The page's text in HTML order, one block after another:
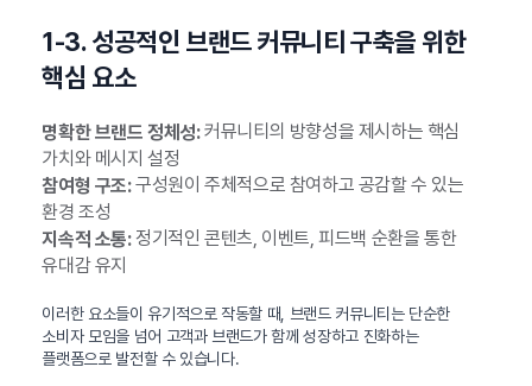
1-3. 성공적인 브랜드 커뮤니티 구축을 위한
핵심 요소
명확한 브랜드 정체성:커뮤니티의 방향성을 제시하는 핵심
가치와 메시지 설정
참여형 구조:구성원이 주체적으로 참여하고 공감할 수 있는
환경 조성
지속적 소통:정기적인 콘텐츠, 이벤트, 피드백 순환을 통한
유대감 유지
이러한 요소들이 유기적으로 작동할 때, 브랜드 커뮤니티는 단순한
소비자 모임을 넘어 고객과 브랜드가 함께 성장하고 진화하는
플랫폼으로 발전할 수 있습니다.